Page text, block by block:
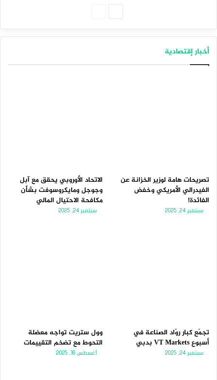
أخبار إقتصادية
تصريحات هامة لوزير الخزانة عن
الفيدرالي الأمريكي وخفض
الفائدة!
سبتمبر 24, 2025
الاتحاد الأوروبي يحقق مع آبل
وجوجل ومايكروسوفت بشأن
مكافحة الاحتيال المالي
سبتمبر 24, 2025
تجمّع كبار روّاد الصناعة في
أسبوع VT Markets بدبي
سبتمبر 24, 2025
وول ستريت تواجه معضلة
التحوط مع تضخم التقييمات
أغسطس 16, 2025